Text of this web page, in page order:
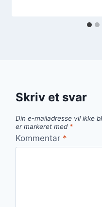
Skriv et svar
Din e-mailadresse vil ikke
er markeret med *
Kommentar *